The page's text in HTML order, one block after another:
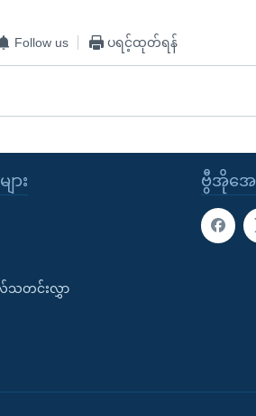
Follow us ပရင့်ထုတ်ရန်
ဗွီအိုအေ
ား
လ်သတင်းလွှာ